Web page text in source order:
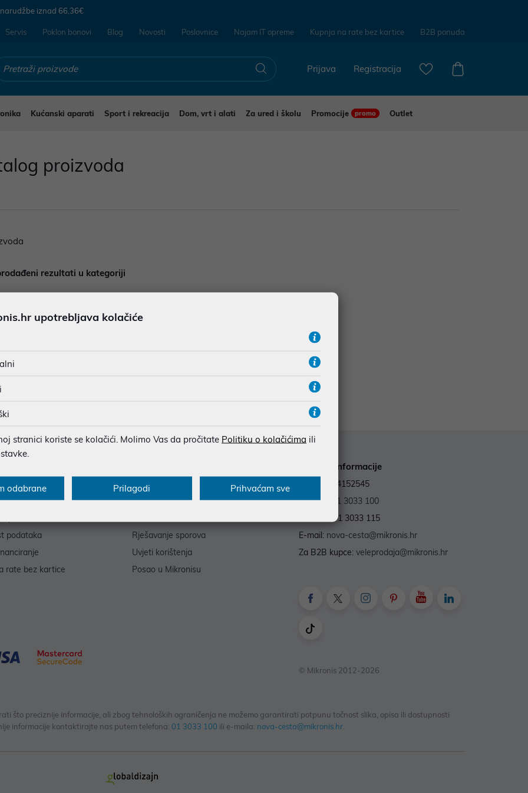
iznad 66,36€
Servis Poklon bonovi Blog Novosti Poslovnice Najam IT opreme Kupnja na rate bez kartice B2B ponuda
Registracija
Prijava
Kućanski aparati Sport i rekreacija Dom, vrt i alati Za ured i školu Promocije promo
Outlet
proizvoda
rezultati u kategoriji
podataka
rate bez kartice
Blog
O nama
Rješavanje sporova
Uvjeti korištenja
Posao u Mikronisu
Kontakt informacije
OIB: 59964152545
Tel.:+385 1 3033 100
Fax: +385 1 3033 115
E-mail: nova-cesta@mikronis.hr
Za B2B kupce: veleprodaja@mikronis.hr
© Mikronis 2012-2026
što preciznije informacije, ali zbog tehnoloških ograničenja ne možemo garantirati potpunu točnost slika, opisa ili dostupnosti
informacije kontaktirajte nas putem telefona: 01 3033 100 ili e-maila: nova-cesta@mikronis.hr.
upotrebljava kolačiće
stranici koriste se kolačići. Molimo Vas da pročitate Politiku o kolačićima ili
odabrane Prilagodi Prihvaćam sve